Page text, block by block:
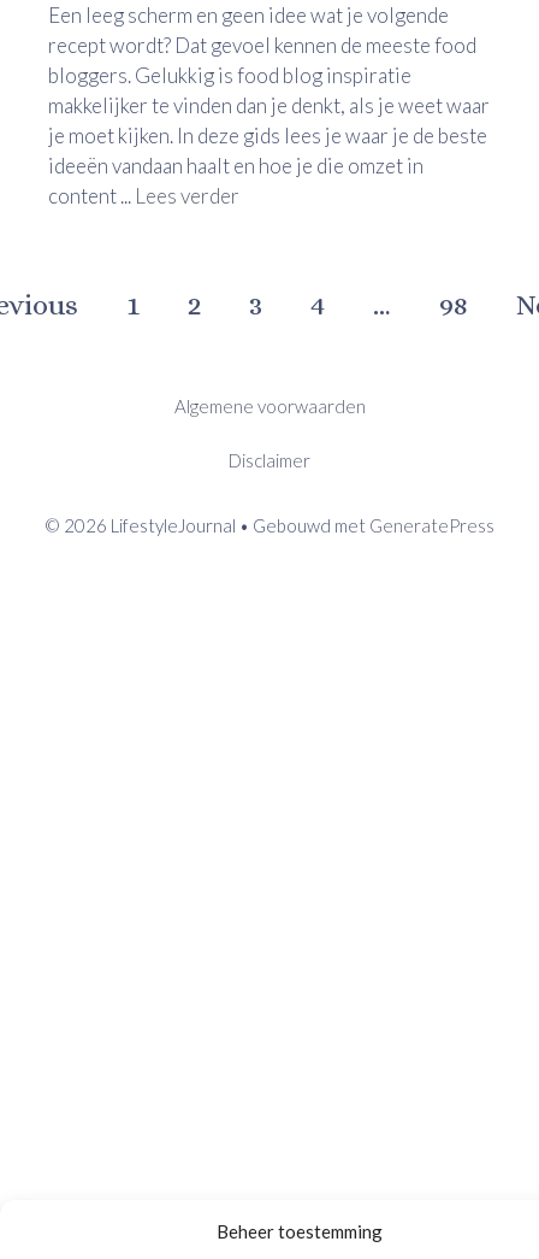
Beheer toestemming
Een leeg scherm en geen idee wat je volgende
recept wordt? Dat gevoel kennen de meeste food
bloggers. Gelukkig is food blog inspiratie
makkelijker te vinden dan je denkt, als je weet waar
je moet kijken. In deze gids lees je waar je de beste
ideeën vandaan haalt en hoe je die omzet in
content ... Lees verder
1 2 3 4 … 98
Algemene voorwaarden
Disclaimer
© 2026 LifestyleJournal • Gebouwd met GeneratePress